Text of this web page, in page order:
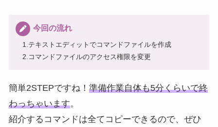
今回の流れ
1.テキストエディットでコマンドファイルを作成
2.コマンドファイルのアクセス権限を変更
簡単2STEPですね！ 準備作業自体も5分くらいで終
わっちゃいます。
紹介するコマンドは全てコピーできるので、ぜひ